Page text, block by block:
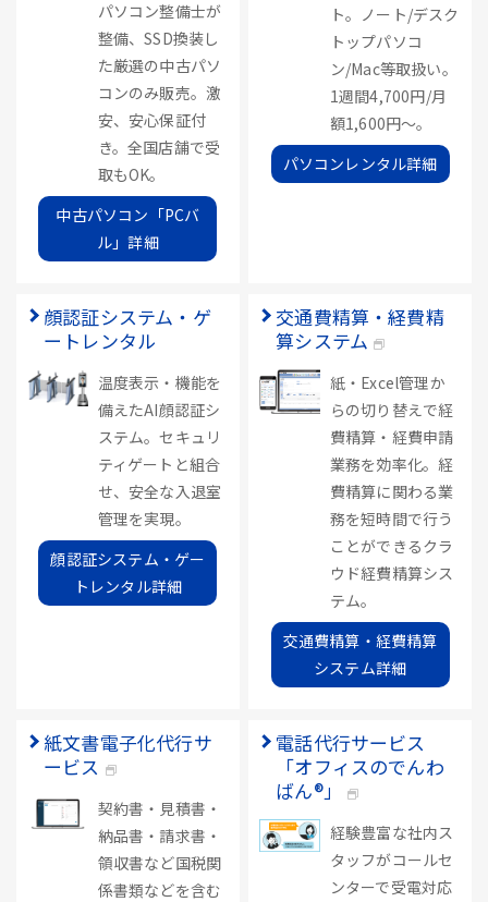
パソコン整備士が
整備、SSD換装し
た厳選の中古パソ
コンのみ販売。激
安、安心保証付
き。全国店舗で受
取もOK。
中古パソコン「PCバ
ル」詳細
ト。ノート/デスク
トップパソコ
ン/Mac等取扱い。
1週間4,700円/月
額1,600円～。
パソコンレンタル詳細
顔認証システム・ゲ
ートレンタル
温度表示・機能を
備えたAI顔認証シ
ステム。セキュリ
ティゲートと組合
せ、安全な入退室
管理を実現。
顔認証システム・ゲー
トレンタル詳細
交通費精算・経費精
算システム
紙・Excel管理か
らの切り替えで経
費精算・経費申請
業務を効率化。経
費精算に関わる業
務を短時間で行う
ことができるクラ
ウド経費精算シス
テム。
交通費精算・経費精算
システム詳細
紙文書電子化代行サ
ービス
契約書・見積書・
納品書・請求書・
領収書など国税関
係書類などを含む
電話代行サービス
「オフィスのでんわ
ばん®」
経験豊富な社内ス
タッフがコールセ
ンターで受電対応